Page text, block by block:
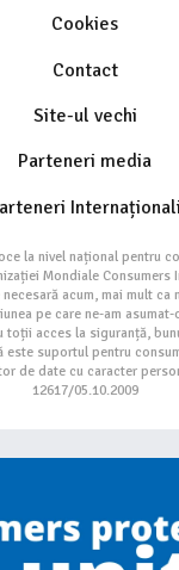
Cookies
Contact
Site-ul vechi
Parteneri media
la nivel național pentru
Mondiale Consumers
acum, mai mult ca
pe care ne-am
toții acces la siguranță,
este suportul pentru
de date cu caracter
12617/05.10.2009